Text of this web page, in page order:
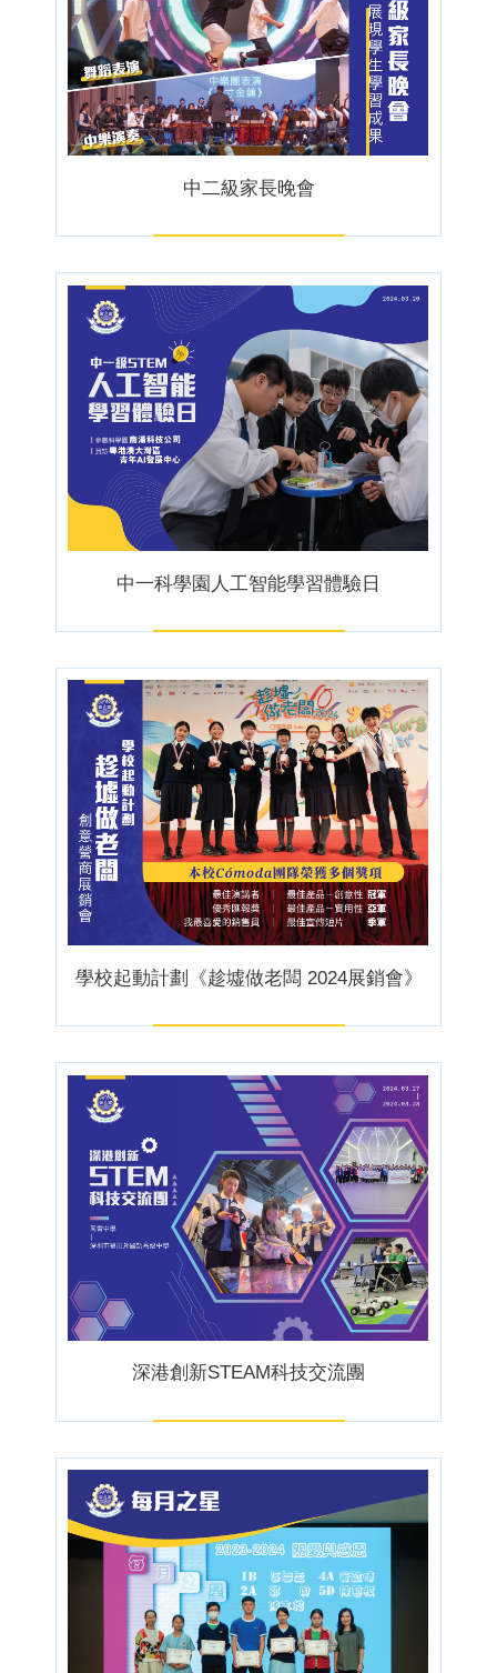
中二級家長晚會
中一科學園人工智能學習體驗日
學校起動計劃《趁墟做老闆 2024展銷會》
深港創新STEAM科技交流團